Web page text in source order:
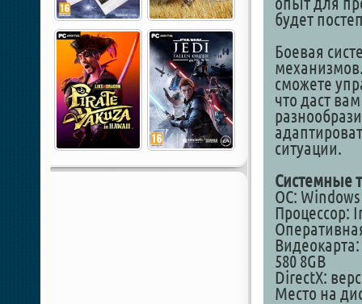
будет
Боевая
сможете
что даст
ситуации.
Системные
ОС:
Процессор:
Видеокарта:
580 8GB
DirectX:
Место на